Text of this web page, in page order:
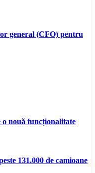
general (CFO) pentru
nouă funcționalitate
131.000 de camioane